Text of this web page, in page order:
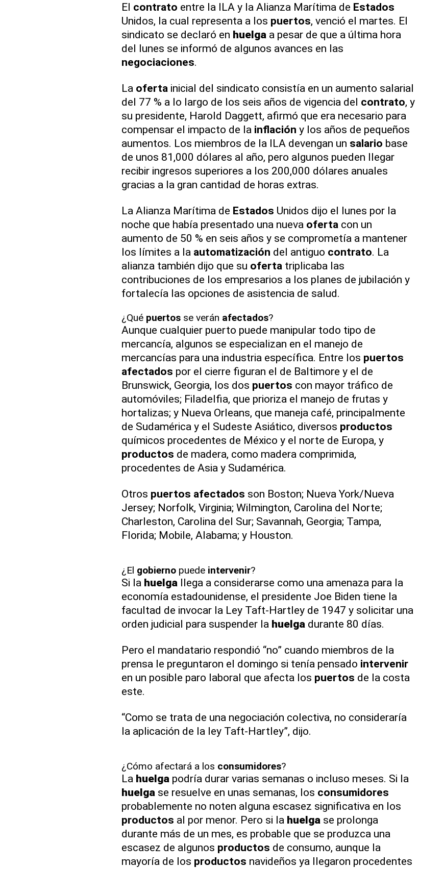
El contrato entre la ILA y la Alianza Marítima de Estados
Unidos, la cual representa a los puertos, venció el martes. El
sindicato se declaró en huelgaa pesar de que a última hora
del lunes se informó de algunos avances en las
negociaciones.
La ofertainicial del sindicato consistía en un aumento salarial
del 77 % a lo largo de los seis años de vigencia del contrato, y
su presidente, Harold Daggett, afirmó que era necesario para
compensar el impacto de la inflación y los años de pequeños
aumentos. Los miembros de la ILA devengan un salario base
de unos 81,000 dólares al año, pero algunos pueden llegar
recibir ingresos superiores a los 200,000 dólares anuales
gracias a la gran cantidad de horas extras.
La Alianza Marítima de Estados Unidos dijo el lunes por la
noche que había presentado una nueva ofertacon un
aumento de 50 % en seis años y se comprometía a mantener
los límites a la automatización del antiguo contrato. La
alianza también dijo que su ofertatriplicaba las
contribuciones de los empresarios a los planes de jubilación y
fortalecía las opciones de asistencia de salud.
¿Qué puertosse verán afectados?
Aunque cualquier puerto puede manipular todo tipo de
mercancía, algunos se especializan en el manejo de
mercancías para una industria específica. Entre los puertos
afectados por el cierre figuran el de Baltimore y el de
Brunswick, Georgia, los dos puertos con mayor tráfico de
automóviles; Filadelfia, que prioriza el manejo de frutas y
hortalizas; y Nueva Orleans, que maneja café, principalmente
de Sudamérica y el Sudeste Asiático, diversos productos
químicos procedentes de México y el norte de Europa, y
productos de madera, como madera comprimida,
procedentes de Asia y Sudamérica.
Otros puertos afectados son Boston; Nueva York/Nueva
Jersey; Norfolk, Virginia; Wilmington, Carolina del Norte;
Charleston, Carolina del Sur; Savannah, Georgia; Tampa,
Florida; Mobile, Alabama; y Houston.
¿El gobiernopuede intervenir?
Si la huelgallega a considerarse como una amenaza para la
economía estadounidense, el presidente Joe Biden tiene la
facultad de invocar la Ley Taft-Hartley de 1947 y solicitar una
orden judicial para suspender la huelgadurante 80 días.
Pero el mandatario respondió “no” cuando miembros de la
prensa le preguntaron el domingo si tenía pensado intervenir
en un posible paro laboral que afecta los puertos de la costa
este.
“Como se trata de una negociación colectiva, no consideraría
la aplicación de la ley Taft-Hartley”, dijo.
¿Cómo afectará a los consumidores?
La huelgapodría durar varias semanas o incluso meses. Si la
huelgase resuelve en unas semanas, los consumidores
probablemente no noten alguna escasez significativa en los
productos al por menor. Pero si la huelgase prolonga
durante más de un mes, es probable que se produzca una
escasez de algunos productos de consumo, aunque la
mayoría de los productos navideños ya llegaron procedentes